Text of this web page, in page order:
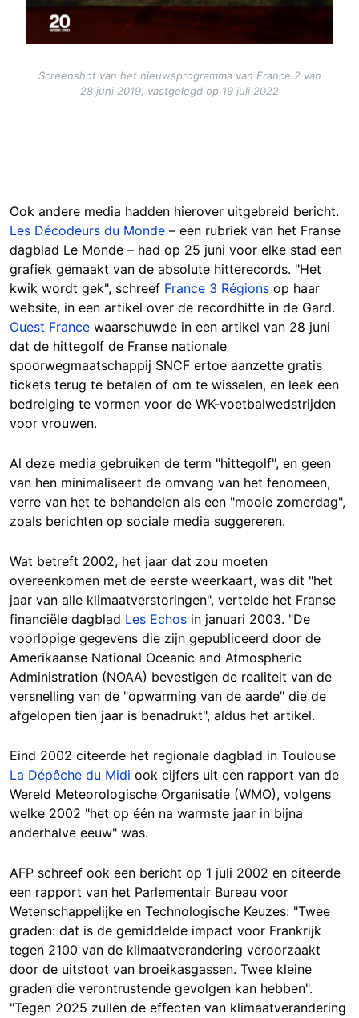
Screenshot van het nieuwsprogramma van France 2 van
28 juni 2019, vastgelegd op 19 juli 2022
Ook andere media hadden hierover uitgebreid bericht.
Les Décodeurs du Monde – een rubriek van het Franse
dagblad Le Monde – had op 25 juni voor elke stad een
grafiek gemaakt van de absolute hitterecords. "Het
kwik wordt gek", schreef France 3 Régions op haar
website, in een artikel over de recordhitte in de Gard.
Ouest France waarschuwde in een artikel van 28 juni
dat de hittegolf de Franse nationale
spoorwegmaatschappij SNCF ertoe aanzette gratis
tickets terug te betalen of om te wisselen, en leek een
bedreiging te vormen voor de WK-voetbalwedstrijden
voor vrouwen.
Al deze media gebruiken de term "hittegolf", en geen
van hen minimaliseert de omvang van het fenomeen,
verre van het te behandelen als een "mooie zomerdag",
zoals berichten op sociale media suggereren.
Wat betreft 2002, het jaar dat zou moeten
overeenkomen met de eerste weerkaart, was dit "het
jaar van alle klimaatverstoringen", vertelde het Franse
financiële dagblad Les Echos in januari 2003. "De
voorlopige gegevens die zijn gepubliceerd door de
Amerikaanse National Oceanic and Atmospheric
Administration (NOAA) bevestigen de realiteit van de
versnelling van de "opwarming van de aarde" die de
afgelopen tien jaar is benadrukt", aldus het artikel.
Eind 2002 citeerde het regionale dagblad in Toulouse
La Dépêche du Midi ook cijfers uit een rapport van de
Wereld Meteorologische Organisatie (WMO), volgens
welke 2002 "het op één na warmste jaar in bijna
anderhalve eeuw" was.
AFP schreef ook een bericht op 1 juli 2002 en citeerde
een rapport van het Parlementair Bureau voor
Wetenschappelijke en Technologische Keuzes: "Twee
graden: dat is de gemiddelde impact voor Frankrijk
tegen 2100 van de klimaatverandering veroorzaakt
door de uitstoot van broeikasgassen. Twee kleine
graden die verontrustende gevolgen kan hebben".
"Tegen 2025 zullen de effecten van klimaatverandering